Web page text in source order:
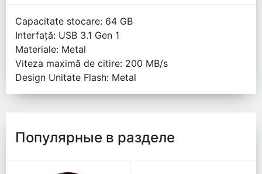
Capacitate stocare: 64 GB
Interfață: USB 3.1 Gen 1
Materiale: Metal
Viteza maximă de citire: 200 MB/s
Design Unitate Flash: Metal
Популярные в разделе